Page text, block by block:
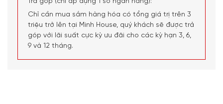
cà phê bột nén và cà phê hạt xay nguyên chất
Thông báo các chỉ số về cặn bẩn giúp bạn dễ dàng vệ
sinh hơn bao giờ hết
Hệ thống Thermoblock trong máy giúp việc khởi động
Chỉ cần mua sắm hàng hóa có tổng giá trị trên 3
triệu trở lên tại Minh House, quý khách sẽ được trả
góp với lãi suất cực kỳ ưu đãi cho các kỳ hạn 3, 6,
9 và 12 tháng.